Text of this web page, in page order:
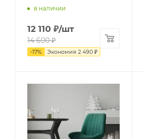
в наличии
12 110 ₽/шт
14 600₽
-17% Экономия 2 490 ₽